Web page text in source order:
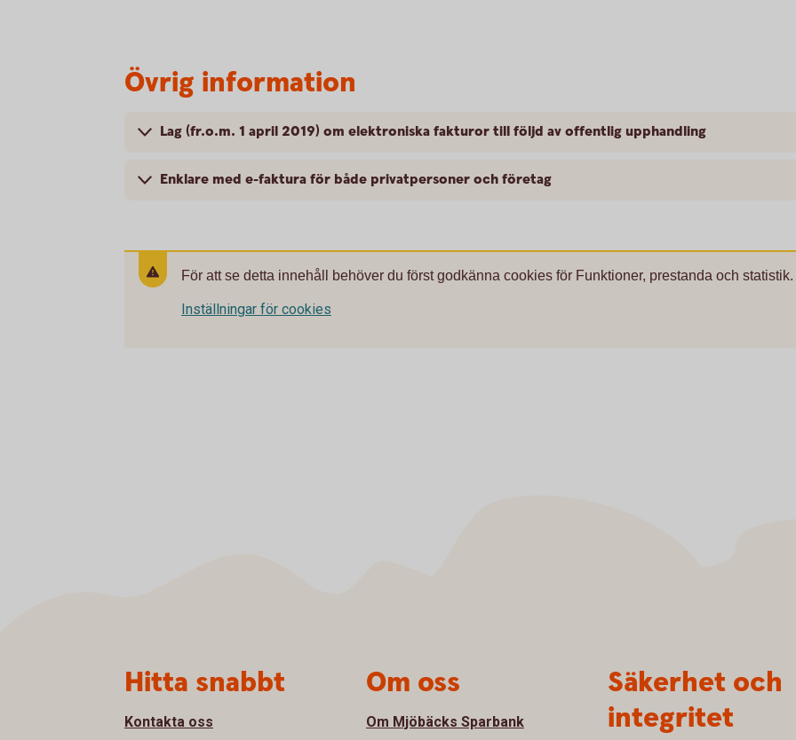
Övrig information
Lag (fr.o.m. 1 april 2019) om elektroniska fakturor till följd av offentlig upphandling
Enklare med e-faktura för både privatpersoner och företag
För att se detta innehåll behöver du först godkänna cookies för Funktioner, prestanda och statistik.
Inställningar för cookies
Hitta snabbt
Kontakta oss
Om oss
Om Mjöbäcks Sparbank
Säkerhet och
integritet